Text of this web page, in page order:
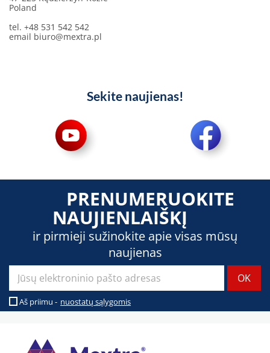
Poland
tel. +48 531 542 542
email biuro@mextra.pl
Sekite naujienas!
PRENUMERUOKITE
NAUJIENLAIŠKĮ
ir pirmieji sužinokite apie visas mūsų
naujienas
Aš priimu - nuostatų sąlygomis